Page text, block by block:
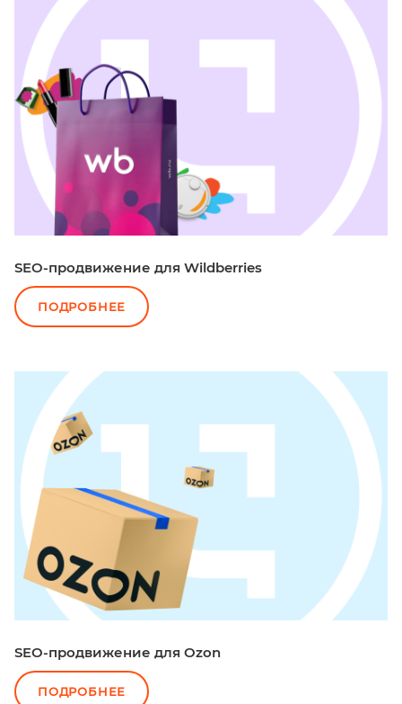
SEO-продвижение для Wildberries
ПОДРОБНЕЕ
SEO-продвижение для Ozon
ПОДРОБНЕЕ